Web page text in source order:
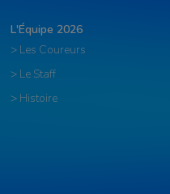
L'Équipe 2026
> Les Coureurs
> Le Staff
> Histoire